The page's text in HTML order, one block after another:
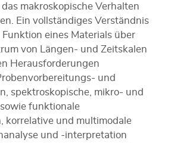
makroskopische Verhalten
Ein vollständiges Verständnis
eines Materials über
von Längen- und Zeitskalen
Herausforderungen
und
spektroskopische, mikro- und
funktionale
korrelative und multimodale
und -interpretation